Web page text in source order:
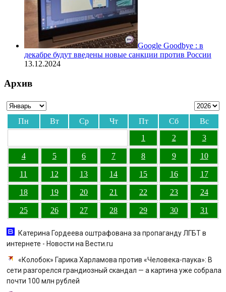
Google Goodbye : в
декабре будут введены новые санкции против России
13.12.2024
Архив
Пн Вт Ср Чт Пт Сб
Вс
1
2 3
4 5 6 7 8 9 10
11 12 13 14 15 16 17
18 19 20 21 22 23 24
25 26 27 28 29 30 31
Катерина Гордеева оштрафована за пропаганду ЛГБТ в
интернете - Новости на Вести.ru
«Колобок» Гарика Харламова против «Человека-паука»: В
сети разгорелся грандиозный скандал — а картина уже собрала
почти 100 млн рублей